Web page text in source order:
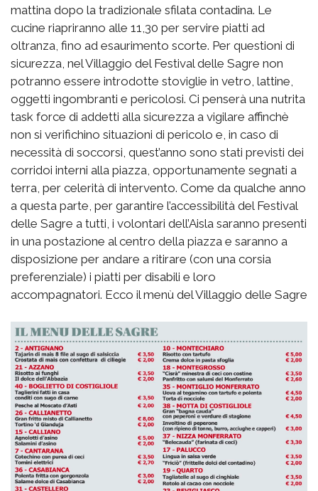
mattina dopo la tradizionale sfilata contadina. Le
cucine riapriranno alle 11,30 per servire piatti ad
oltranza, fino ad esaurimento scorte. Per questioni di
sicurezza, nel Villaggio del Festival delle Sagre non
potranno essere introdotte stoviglie in vetro, lattine,
oggetti ingombranti e pericolosi. Ci penserà una nutrita
task force di addetti alla sicurezza a vigilare affinchè
non si verifichino situazioni di pericolo e, in caso di
necessità di soccorsi, quest’anno sono stati previsti dei
corridoi interni alla piazza, opportunamente segnati a
terra, per celerità di intervento. Come da qualche anno
a questa parte, per garantire l’accessibilità del Festival
delle Sagre a tutti, i volontari dell’Aisla saranno presenti
in una postazione al centro della piazza e saranno a
disposizione per andare a ritirare (con una corsia
preferenziale) i piatti per disabili e loro
accompagnatori. Ecco il menù del Villaggio delle Sagre